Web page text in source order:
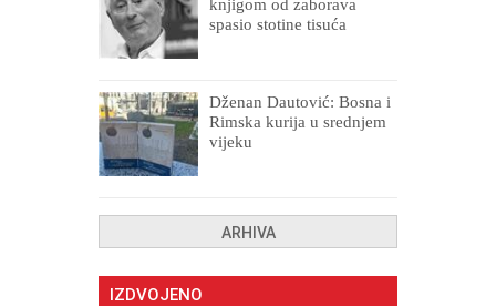
knjigom od zaborava
spasio stotine tisuća
Dženan Dautović: Bosna i
Rimska kurija u srednjem
vijeku
ARHIVA
IZDVOJENO